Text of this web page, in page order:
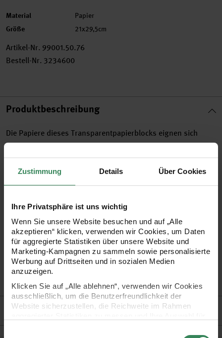
Zustimmung Details Über Cookies
Ihre Privatsphäre ist uns wichtig
Wenn Sie unsere Website besuchen und auf „Alle
akzeptieren“ klicken, verwenden wir Cookies, um Daten
für aggregierte Statistiken über unsere Website und
Marketing-Kampagnen zu sammeln sowie personalisierte
Werbung auf Drittseiten und in sozialen Medien
anzuzeigen.
Klicken Sie auf „Alle ablehnen“, verwenden wir Cookies
ausschließlich, um die Benutzerfreundlichkeit der
Website sicherzustellen, die Reichweite im Rahmen
Material Papier
Größe 21x29,5cm
Artikel-Nr. 99001.50.76
Bestell-Nr. 3234600
Produktbeschreibung
Die Papiere dieses Transparentpapierblocks eignen sich
weihnachtliche Bastelprojekte genutzt werden, sondern auch
Konfirmationsfeiern. Besonders toll ist, dass das Papier
auch bedruckt werden kann (Empfehlung: Laserdrucker).
Inhalt: 12 Blatt
Größe: 21 x 29,5 cm
Grammatur: 113 g/m²
Hersteller